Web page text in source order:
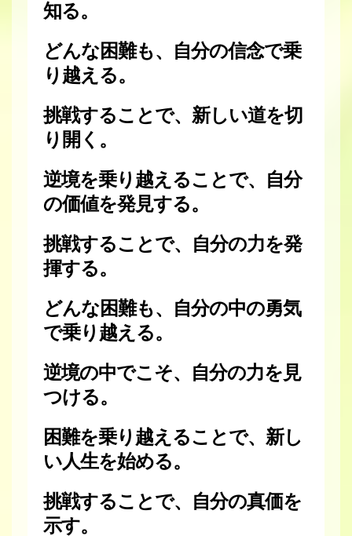
知る。
どんな困難も、自分の信念で乗
り越える。
挑戦することで、新しい道を切
り開く。
逆境を乗り越えることで、自分
の価値を発見する。
挑戦することで、自分の力を発
揮する。
どんな困難も、自分の中の勇気
で乗り越える。
逆境の中でこそ、自分の力を見
つける。
困難を乗り越えることで、新し
い人生を始める。
挑戦することで、自分の真価を
示す。